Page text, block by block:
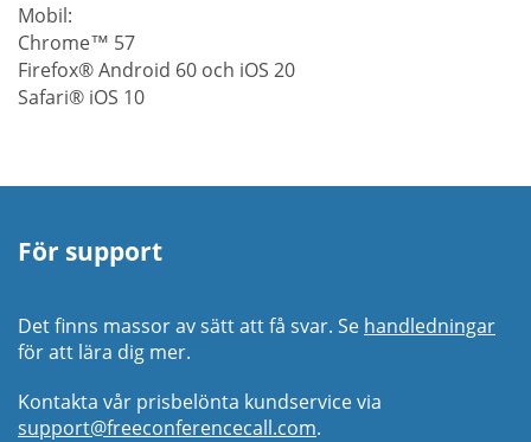
Mobil:
Chrome™ 57
Firefox® Android 60 och iOS 20
Safari® iOS 10
För support
Det finns massor av sätt att få svar. Se handledningar
för att lära dig mer.
Kontakta vår prisbelönta kundservice via
support@freeconferencecall.com.